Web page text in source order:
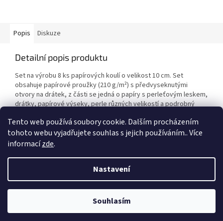
Tento web používá soubory cookie. Dalším procházením
tohoto webu vyjadřujete souhlas s jejich používáním.. Více
informacízde.
Nastavení
Souhlasím
Popis Diskuze
Detailní popis produktu
Set na výrobu 8 ks papírových koulí o velikost 10 cm. Set
obsahuje papírové proužky (210 g/m²) s předvyseknutými
otvory na drátek, z části se jedná o papíry s perleťovým leskem,
drátky, papírové výseky, perle různých velikostí a podrobný
Vytvořil Shoptet
Duhová planeta. Všechna práva vyhrazena.